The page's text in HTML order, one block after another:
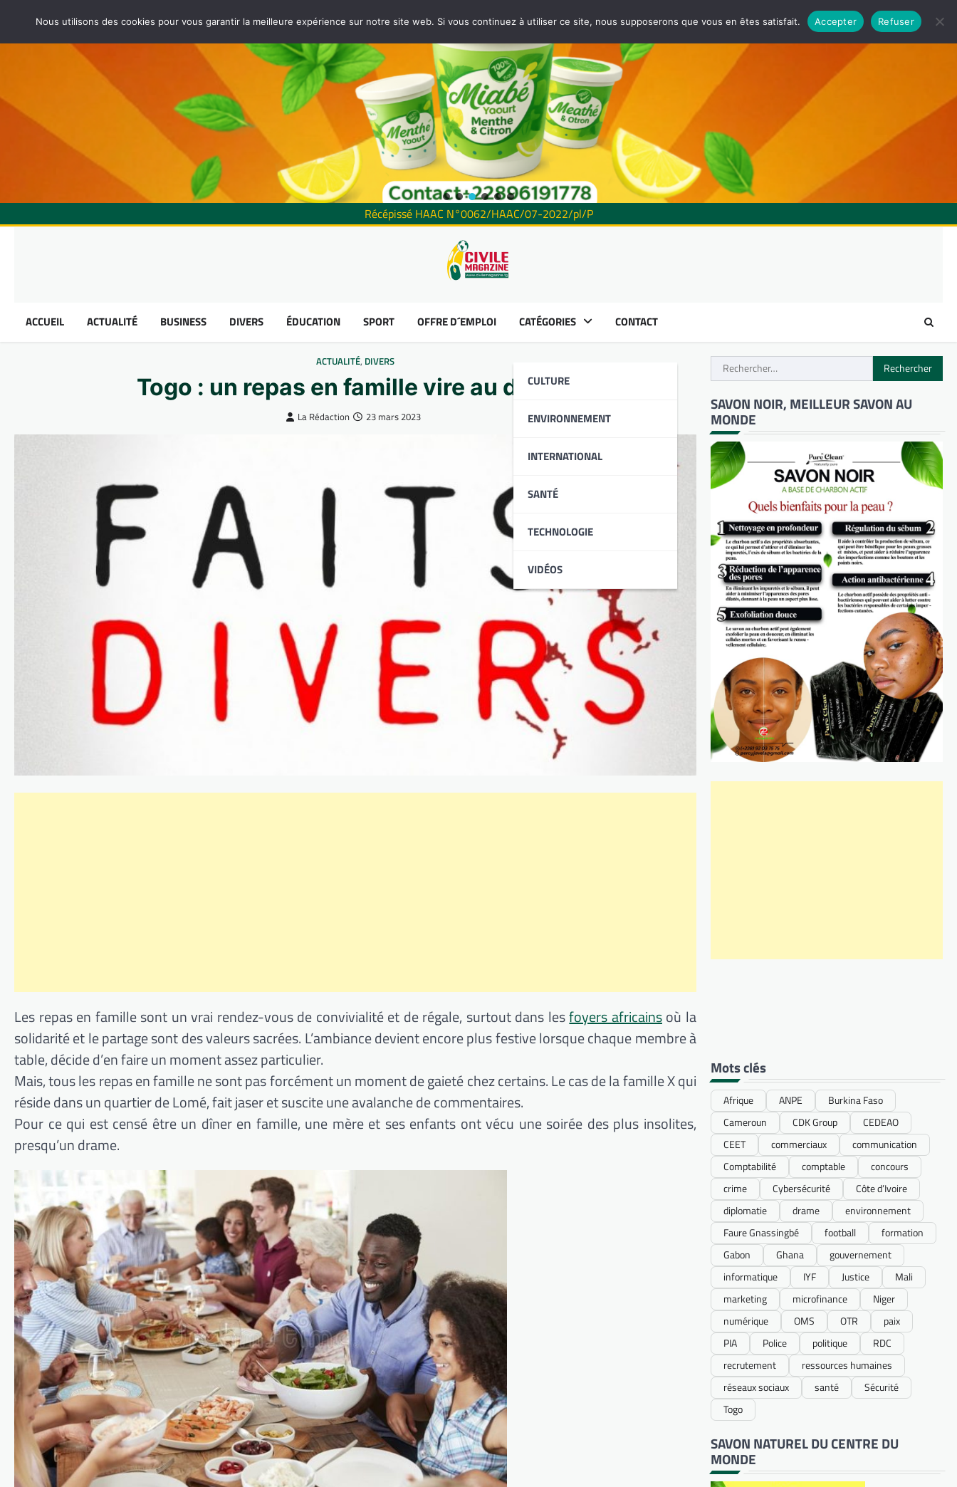
Récépissé HAAC N°0062/HAAC/07-2022/pl/P
ACCUEIL ACTUALITÉ BUSINESS DIVERS ÉDUCATION SPORT OFFRE D´EMPLOI CATÉGORIES
CULTURE
ENVIRONNEMENT
INTERNATIONAL
SANTÉ
TECHNOLOGIE
VIDÉOS
CONTACT
ACTUALITÉ, DIVERS
Togo : un repas en famille vire au drame
La Rédaction 23 mars 2023
Les repas en famille sont un vrai rendez-vous de convivialité et de régale, surtout dans lesfoyers africainsoù la
solidarité et le partage sont des valeurs sacrées. L’ambiance devient encore plus festive lorsque chaque membre à
table, décide d’en faire un moment assez particulier.
Mais, tous les repas en famille ne sont pas forcément un moment de gaieté chez certains. Le cas de la famille X qui
réside dans un quartier de Lomé, fait jaser et suscite une avalanche de commentaires.
Pour ce qui est censé être un dîner en famille, une mère et ses enfants ont vécu une soirée des plus insolites,
presqu’un drame.
Rechercher :
SAVON NOIR, MEILLEUR SAVON AU
MONDE
Mots clés
Afrique ANPE
Burkina Faso
Cameroun
CDK Group
CEDEAO
CEET
commerciaux
communication
Comptabilité
comptable
concours
crime
Cybersécurité
Côte d’Ivoire
diplomatie
drame
environnement
Faure Gnassingbé
football
formation
Gabon
Ghana
gouvernement
informatique
IYF Justice
Mali
marketing
microfinance
Niger
numérique
OMS OTR
paix
PIA
Police politique
RDC
recrutement
ressources humaines
réseaux sociaux
santé
Sécurité
Togo
SAVON NATUREL DU CENTRE DU
MONDE
Nous utilisons des cookies pour vous garantir la meilleure expérience sur notre site web. Si vous continuez à utiliser ce site, nous supposerons que vous en êtes satisfait. Accepter Refuser